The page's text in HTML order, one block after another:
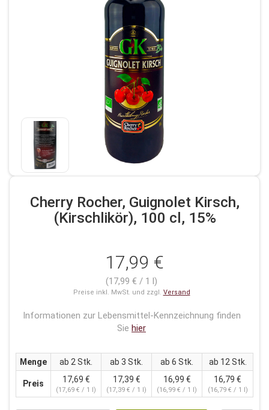
Cherry Rocher, Guignolet Kirsch,
(Kirschlikör), 100 cl, 15%
17,99 €
(17,99 € / 1 l)
Preise inkl. MwSt. und zzgl. Versand
Informationen zur Lebensmittel-Kennzeichnung finden
Sie hier
Menge ab 2 Stk. ab 3 Stk. ab 6 Stk. ab 12 Stk.
Preis 17,69 €
(17,69 € / 1 l)
17,39 €
(17,39 € / 1 l)
16,99 €
(16,99 € / 1 l)
16,79 €
(16,79 € / 1 l)